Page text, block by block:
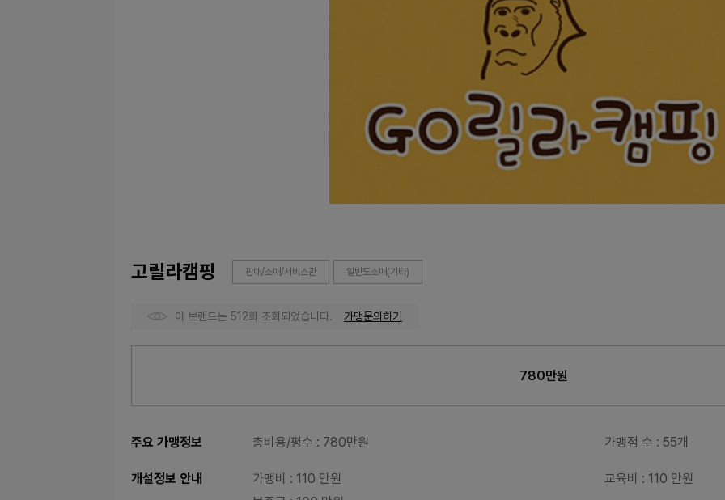
고릴라캠핑 판매/소매/서비스관 일반도소매(기타)
이 브랜드는 512회 조회되었습니다. 가맹문의하기
780만원
주요 가맹정보 총비용/평수 : 780만원 가맹점 수 : 55개
개설정보 안내 가맹비 : 110 만원 교육비
: 110 만원